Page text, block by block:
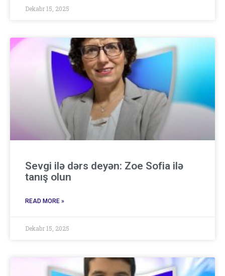
Dekabr 15, 2025
Sevgi ilə dərs deyən: Zoe Sofia ilə
tanış olun
READ MORE »
Dekabr 15, 2025